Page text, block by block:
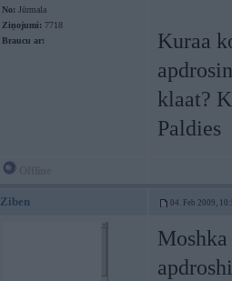
No: Jūrmala
Ziņojumi: 7718
Braucu ar:
Kuraa
klaat?
Paldies
Ziben 04. Feb 2009,